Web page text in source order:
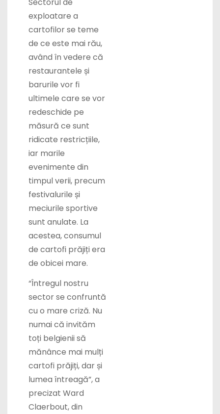
Sectorul de
exploatare a
cartofilor se teme
de ce este mai rău,
având în vedere că
restaurantele și
barurile vor fi
ultimele care se vor
redeschide pe
măsură ce sunt
ridicate restricțiile,
iar marile
evenimente din
timpul verii, precum
festivalurile și
meciurile sportive
sunt anulate. La
acestea, consumul
de cartofi prăjiți era
de obicei mare.
“Întregul nostru
sector se confruntă
cu o mare criză. Nu
numai că invităm
toți belgienii să
mănânce mai mulți
cartofi prăjiți, dar și
lumea întreagă”, a
precizat Ward
Claerbout, din